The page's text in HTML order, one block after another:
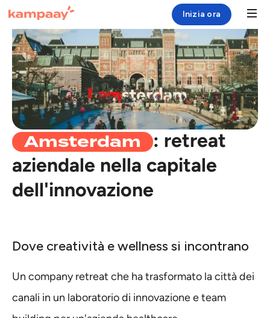
Soluzione
Case Study
Risorse
Chi siamo
Inizia ora
Amsterdam
: retreat
aziendale nella capitale
dell'innovazione
Dove creatività e wellness si incontrano
Un company retreat che ha trasformato la città dei
canali in un laboratorio di innovazione e team